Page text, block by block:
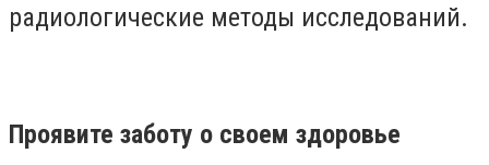
радиологические методы исследований.
Проявите заботу о своем здоровье